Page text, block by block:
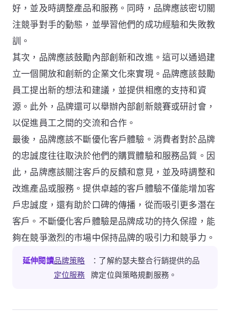
好，並及時調整產品和服務。同時，品牌應該密切關
注競爭對手的動態，並學習他們的成功經驗和失敗教
訓。
其次，品牌應該鼓勵內部創新和改進。這可以通過建
立一個開放和創新的企業文化來實現。品牌應該鼓勵
員工提出新的想法和建議，並提供相應的支持和資
源。此外，品牌還可以舉辦內部創新競賽或研討會，
以促進員工之間的交流和合作。
最後，品牌應該不斷優化客戶體驗。消費者對於品牌
的忠誠度往往取決於他們的購買體驗和服務品質。因
此，品牌應該關注客戶的反饋和意見，並及時調整和
改進產品或服務。提供卓越的客戶體驗不僅能增加客
戶忠誠度，還有助於口碑的傳播，從而吸引更多潛在
客戶。不斷優化客戶體驗是品牌成功的持久保證，能
夠在競爭激烈的市場中保持品牌的吸引力和競爭力。
延伸閱讀品牌策略
定位服務
：了解約瑟夫整合行銷提供的品
牌定位與策略規劃服務。